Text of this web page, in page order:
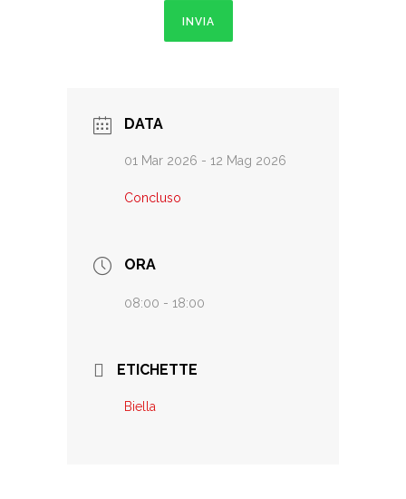
INVIA
DATA
01 Mar 2026 - 12 Mag 2026
Concluso
ORA
08:00 - 18:00
ETICHETTE
Biella